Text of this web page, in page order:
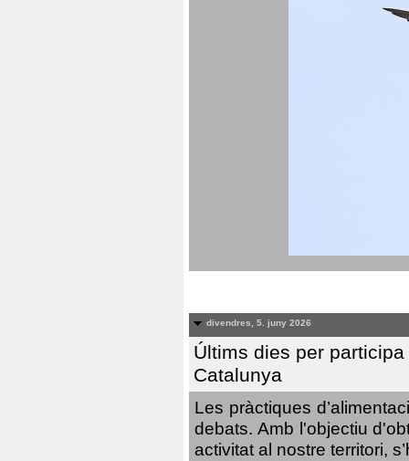
divendres, 5. juny 2026
Últims dies per
Catalunya
Les pràctiques
debats. Amb l'objectiu
activitat al nostre territori,